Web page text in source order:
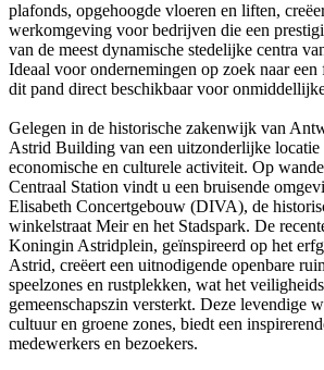
plafonds, opgehoogde vloeren en liften,
werkomgeving voor bedrijven die een
van de meest dynamische stedelijke centra
Ideaal voor ondernemingen op zoek naar
dit pand direct beschikbaar voor
Gelegen in de historische zakenwijk van
Astrid Building van een uitzonderlijke locatie
economische en culturele activiteit. Op
Centraal Station vindt u een bruisende
Elisabeth Concertgebouw (DIVA), de
winkelstraat Meir en het Stadspark. De
Koningin Astridplein, geïnspireerd op het
Astrid, creëert een uitnodigende openbare
speelzones en rustplekken, wat het
gemeenschapszin versterkt. Deze levendige
cultuur en groene zones, biedt een
medewerkers en bezoekers.